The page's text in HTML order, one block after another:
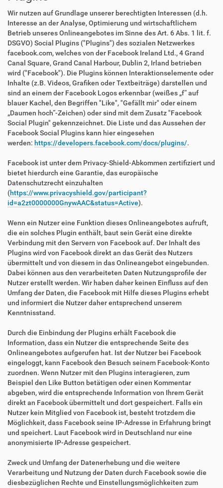
Wir nutzen auf Grundlage unserer berechtigten Interessen (d.h.
Interesse an der Analyse, Optimierung und wirtschaftlichem
Betrieb unseres Onlineangebotes im Sinne des Art. 6 Abs. 1 lit. f.
DSGVO) Social Plugins ("Plugins") des sozialen Netzwerkes
facebook.com, welches von der Facebook Ireland Ltd., 4 Grand
Canal Square, Grand Canal Harbour, Dublin 2, Irland betrieben
wird ("Facebook"). Die Plugins können Interaktionselemente oder
Inhalte (z.B. Videos, Grafiken oder Textbeiträge) darstellen und
sind an einem der Facebook Logos erkennbar (weißes „f“ auf
blauer Kachel, den Begriffen "Like", "Gefällt mir" oder einem
„Daumen hoch“-Zeichen) oder sind mit dem Zusatz "Facebook
Social Plugin" gekennzeichnet. Die Liste und das Aussehen der
Facebook Social Plugins kann hier eingesehen
werden: https://developers.facebook.com/docs/plugins/.
Facebook ist unter dem Privacy-Shield-Abkommen zertifiziert und
bietet hierdurch eine Garantie, das europäische
Datenschutzrecht einzuhalten
(https://www.privacyshield.gov/participant?
id=a2zt0000000GnywAAC&status=Active).
Wenn ein Nutzer eine Funktion dieses Onlineangebotes aufruft,
die ein solches Plugin enthält, baut sein Gerät eine direkte
Verbindung mit den Servern von Facebook auf. Der Inhalt des
Plugins wird von Facebook direkt an das Gerät des Nutzers
übermittelt und von diesem in das Onlineangebot eingebunden.
Dabei können aus den verarbeiteten Daten Nutzungsprofile der
Nutzer erstellt werden. Wir haben daher keinen Einfluss auf den
Umfang der Daten, die Facebook mit Hilfe dieses Plugins erhebt
und informiert die Nutzer daher entsprechend unserem
Kenntnisstand.
Durch die Einbindung der Plugins erhält Facebook die
Information, dass ein Nutzer die entsprechende Seite des
Onlineangebotes aufgerufen hat. Ist der Nutzer bei Facebook
eingeloggt, kann Facebook den Besuch seinem Facebook-Konto
zuordnen. Wenn Nutzer mit den Plugins interagieren, zum
Beispiel den Like Button betätigen oder einen Kommentar
abgeben, wird die entsprechende Information von Ihrem Gerät
direkt an Facebook übermittelt und dort gespeichert. Falls ein
Nutzer kein Mitglied von Facebook ist, besteht trotzdem die
Möglichkeit, dass Facebook seine IP-Adresse in Erfahrung bringt
und speichert. Laut Facebook wird in Deutschland nur eine
anonymisierte IP-Adresse gespeichert.
Zweck und Umfang der Datenerhebung und die weitere
Verarbeitung und Nutzung der Daten durch Facebook sowie die
diesbezüglichen Rechte und Einstellungsmöglichkeiten zum